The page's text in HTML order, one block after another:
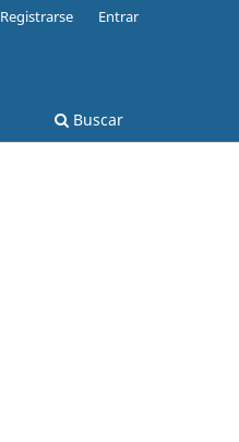
Buscar
Registrarse Entrar